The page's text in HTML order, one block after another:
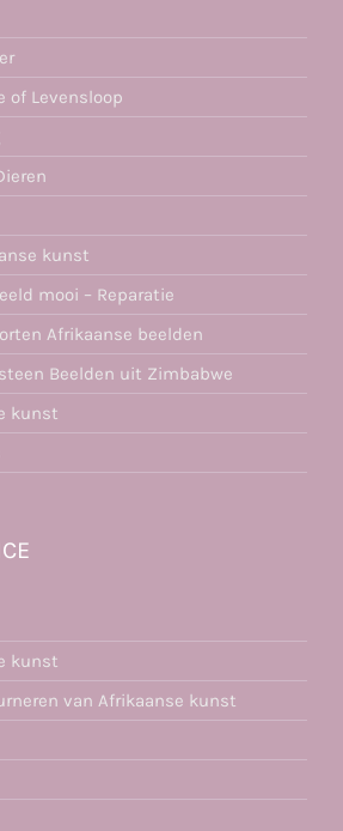
of Levensloop
kunst
mooi – Reparatie
Afrikaanse beelden
Beelden uit Zimbabwe
kunst
kunst
van Afrikaanse kunst